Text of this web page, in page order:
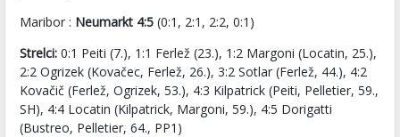
Maribor : Neumarkt 4:5 (0:1, 2:1, 2:2, 0:1)
Strelci: 0:1 Peiti (7.), 1:1 Ferlež (23.), 1:2 Margoni (Locatin, 25.),
2:2 Ogrizek (Kovačec, Ferlež, 26.), 3:2 Sotlar (Ferlež, 44.), 4:2
Kovačič (Ferlež, Ogrizek, 53.), 4:3 Kilpatrick (Peiti, Pelletier, 59.,
SH), 4:4 Locatin (Kilpatrick, Margoni, 59.), 4:5 Dorigatti
(Bustreo, Pelletier, 64., PP1)